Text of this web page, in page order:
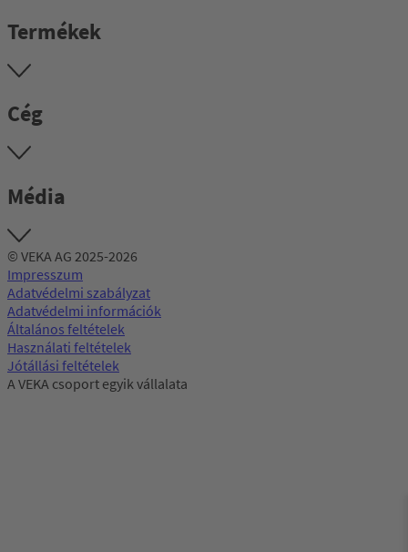
Termékek
Cég
Média
© VEKA AG 2025-2026
Impresszum
Adatvédelmi szabályzat
Adatvédelmi információk
Általános feltételek
Használati feltételek
Jótállási feltételek
A VEKA csoport egyik vállalata